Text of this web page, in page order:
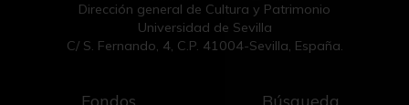
Dirección general de Cultura y Patrimonio
Universidad de Sevilla
C/ S. Fernando, 4, C.P. 41004-Sevilla, España.